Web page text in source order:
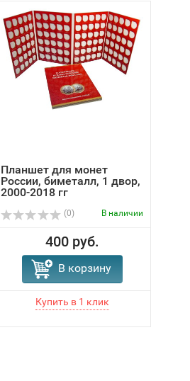
Планшет для монет
России, биметалл, 1 двор,
2000-2018 гг
(0) В наличии
400 руб.
В корзину